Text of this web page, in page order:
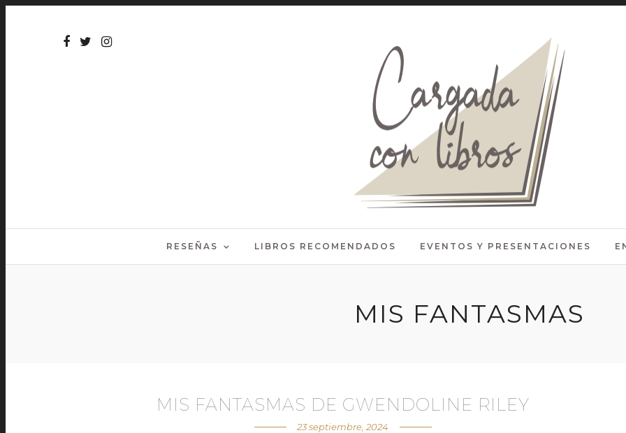
RESEÑAS LIBROS RECOMENDADOS EVENTOS Y PRESENTACIONES
MIS FANTASMAS
MIS FANTASMAS DE GWENDOLINE RILEY
23 septiembre, 2024